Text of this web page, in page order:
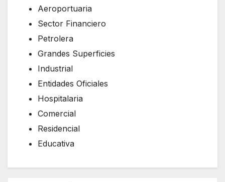
Aeroportuaria
Sector Financiero
Petrolera
Grandes Superficies
Industrial
Entidades Oficiales
Hospitalaria
Comercial
Residencial
Educativa